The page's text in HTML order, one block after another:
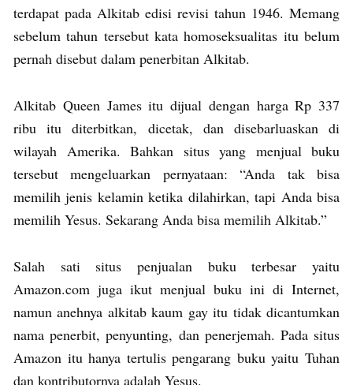
terdapat pada Alkitab edisi revisi tahun 1946. Memang
sebelum tahun tersebut kata homoseksualitas itu belum
pernah disebut dalam penerbitan Alkitab.
Alkitab Queen James itu dijual dengan harga Rp 337
ribu itu diterbitkan, dicetak, dan disebarluaskan di
wilayah Amerika. Bahkan situs yang menjual buku
tersebut mengeluarkan pernyataan: “Anda tak bisa
memilih jenis kelamin ketika dilahirkan, tapi Anda bisa
memilih Yesus. Sekarang Anda bisa memilih Alkitab.”
Salah sati situs penjualan buku terbesar yaitu
Amazon.com juga ikut menjual buku ini di Internet,
namun anehnya alkitab kaum gay itu tidak dicantumkan
nama penerbit, penyunting, dan penerjemah. Pada situs
Amazon itu hanya tertulis pengarang buku yaitu Tuhan
dan kontributornya adalah Yesus.